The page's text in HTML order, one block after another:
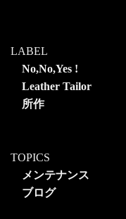
LABEL
No,No,Yes !
Leather Tailor
所作
TOPICS
メンテナンス
ブログ